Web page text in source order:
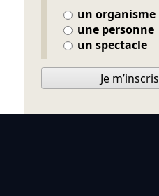
un organisme
une personne
un spectacle
Je m’inscris